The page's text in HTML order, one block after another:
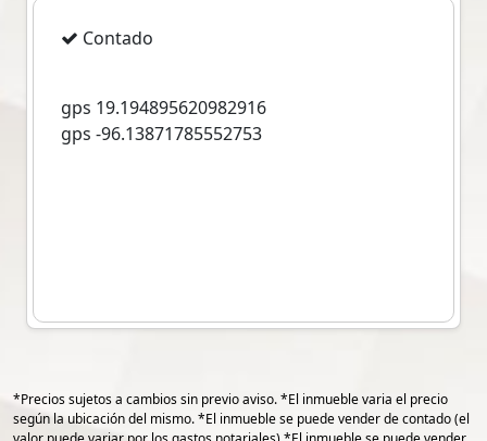
comprometer los espacios. En los exteriores
elegante y privada.
Contado
gps 19.194895620982916
gps -96.13871785552753
*Precios sujetos a cambios sin previo aviso. *El inmueble varia el precio
según la ubicación del mismo. *El inmueble se puede vender de contado (el